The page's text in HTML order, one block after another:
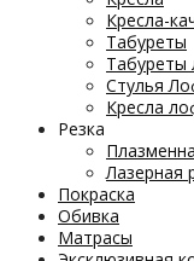
Кресла-
Табуреты
Табуреты
Стулья
Кресла
Резка
Лазерная
Покраска
Обивка
Матрасы